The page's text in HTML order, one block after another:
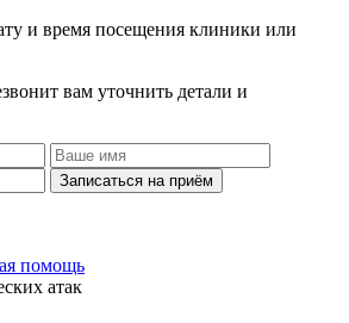
и время посещения клиники или
вам уточнить детали и
Записаться на приём
помощь
атак